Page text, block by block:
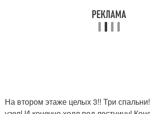
На втором этаже целых 3!! Три